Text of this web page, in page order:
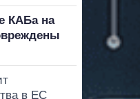
КАБа на
в ЕС